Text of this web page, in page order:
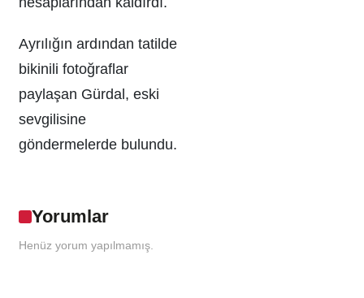
Ayrılığın ardından tatilde
bikinili fotoğraflar
paylaşan Gürdal, eski
sevgilisine
göndermelerde bulundu.
Yorumlar
Henüz yorum yapılmamış.